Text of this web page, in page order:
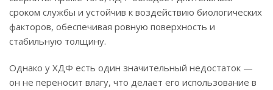
сроком службы и устойчив к воздействию биологических
факторов, обеспечивая ровную поверхность и
стабильную толщину.
Однако у ХДФ есть один значительный недостаток —
он не переносит влагу, что делает его использование в